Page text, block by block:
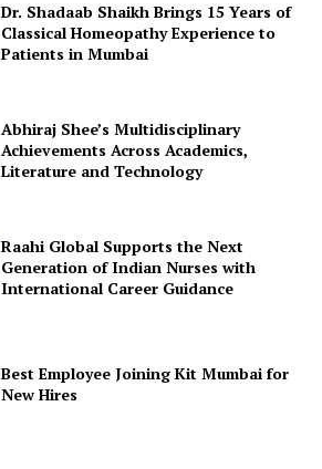
Dr. Shadaab Shaikh Brings 15 Years of
Classical Homeopathy Experience to
Patients in Mumbai
Abhiraj Shee’s Multidisciplinary
Achievements Across Academics,
Literature and Technology
Raahi Global Supports the Next
Generation of Indian Nurses with
International Career Guidance
Best Employee Joining Kit Mumbai for
New Hires